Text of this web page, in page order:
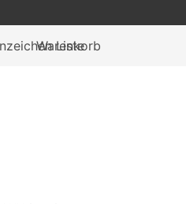
Liste
Warenkorb